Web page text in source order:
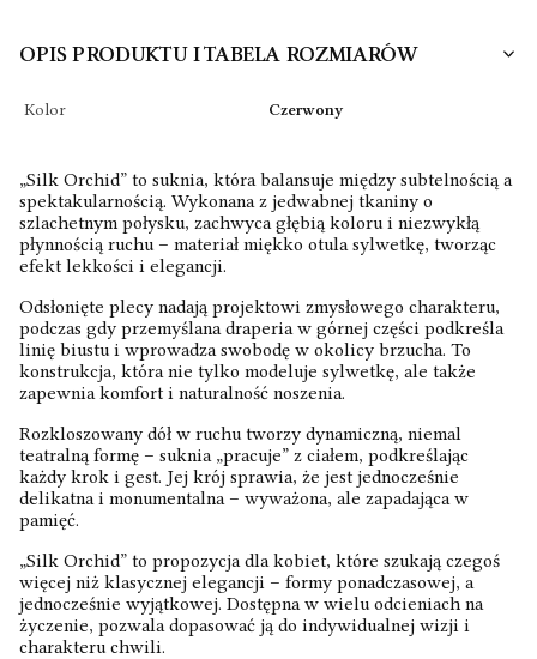
OPIS PRODUKTU I TABELA ROZMIARÓW
Kolor Czerwony
„Silk Orchid” to suknia, która balansuje między subtelnością a
spektakularnością. Wykonana z jedwabnej tkaniny o
szlachetnym połysku, zachwyca głębią koloru i niezwykłą
płynnością ruchu – materiał miękko otula sylwetkę, tworząc
efekt lekkości i elegancji.
Odsłonięte plecy nadają projektowi zmysłowego charakteru,
podczas gdy przemyślana draperia w górnej części podkreśla
linię biustu i wprowadza swobodę w okolicy brzucha. To
konstrukcja, która nie tylko modeluje sylwetkę, ale także
zapewnia komfort i naturalność noszenia.
Rozkloszowany dół w ruchu tworzy dynamiczną, niemal
teatralną formę – suknia „pracuje” z ciałem, podkreślając
każdy krok i gest. Jej krój sprawia, że jest jednocześnie
delikatna i monumentalna – wyważona, ale zapadająca w
pamięć.
„Silk Orchid” to propozycja dla kobiet, które szukają czegoś
więcej niż klasycznej elegancji – formy ponadczasowej, a
jednocześnie wyjątkowej. Dostępna w wielu odcieniach na
życzenie, pozwala dopasować ją do indywidualnej wizji i
charakteru chwili.